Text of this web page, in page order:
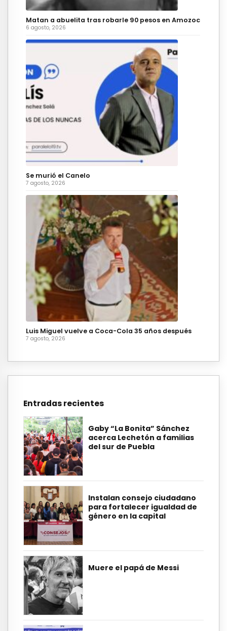
Matan a abuelita tras robarle 90 pesos en Amozoc
6 agosto, 2026
Se murió el Canelo
7 agosto, 2026
Luis Miguel vuelve a Coca-Cola 35 años después
7 agosto, 2026
Entradas recientes
Gaby “La Bonita” Sánchez
acerca Lechetón a familias
del sur de Puebla
Instalan consejo ciudadano
para fortalecer igualdad de
género en la capital
Muere el papá de Messi